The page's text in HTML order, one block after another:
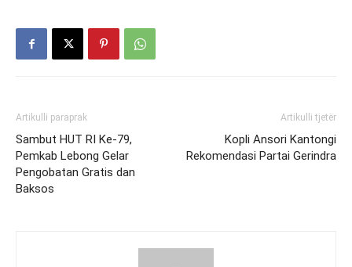
Artikulli paraprak
Sambut HUT RI Ke-79,
Pemkab Lebong Gelar
Pengobatan Gratis dan
Baksos
Artikulli tjetër
Kopli Ansori Kantongi
Rekomendasi Partai Gerindra